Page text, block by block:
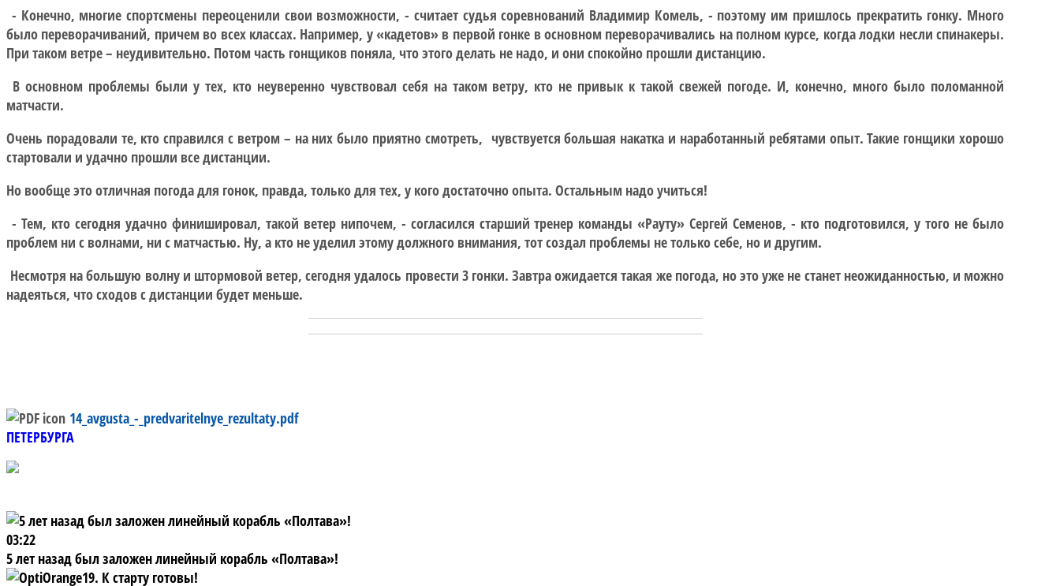
- Конечно, многие спортсмены переоценили свои возможности, - считает судья соревнований Владимир Комель, - поэтому им пришлось прекратить гонку. Много
было переворачиваний, причем во всех классах. Например, у «кадетов» в первой гонке в основном переворачивались на полном курсе, когда лодки несли спинакеры.
При таком ветре – неудивительно. Потом часть гонщиков поняла, что этого делать не надо, и они спокойно прошли дистанцию.
В основном проблемы были у тех, кто неуверенно чувствовал себя на таком ветру, кто не привык к такой свежей погоде. И, конечно, много было поломанной
матчасти.
Очень порадовали те, кто справился с ветром – на них было приятно смотреть, чувствуется большая накатка и наработанный ребятами опыт. Такие гонщики хорошо
стартовали и удачно прошли все дистанции.
Но вообще это отличная погода для гонок, правда, только для тех, у кого достаточно опыта. Остальным надо учиться!
- Тем, кто сегодня удачно финишировал, такой ветер нипочем, - согласился старший тренер команды «Рауту» Сергей Семенов, - кто подготовился, у того не было
проблем ни с волнами, ни с матчастью. Ну, а кто не уделил этому должного внимания, тот создал проблемы не только себе, но и другим.
Несмотря на большую волну и штормовой ветер, сегодня удалось провести 3 гонки. Завтра ожидается такая же погода, но это уже не станет неожиданностью, и можно
надеяться, что сходов с дистанции будет меньше.
14_avgusta_-_predvaritelnye_rezultaty.pdf
ПЕТЕРБУРГА
03:22
5 лет назад был заложен линейный корабль «Полтава»!